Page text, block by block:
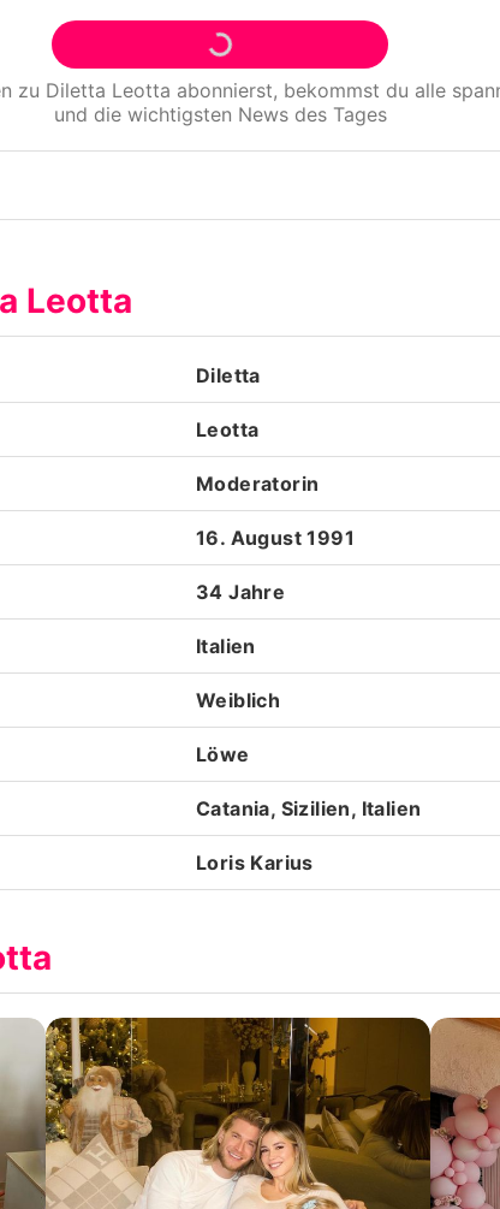
App runterladen
Team
Nutzungsbedingungen
zu Diletta Leotta abonnierst, bekommst du alle
und die wichtigsten News des Tages
Leotta
Diletta
Leotta
Moderatorin
16. August 1991
34 Jahre
Italien
Weiblich
Löwe
Catania, Sizilien, Italien
Loris Karius